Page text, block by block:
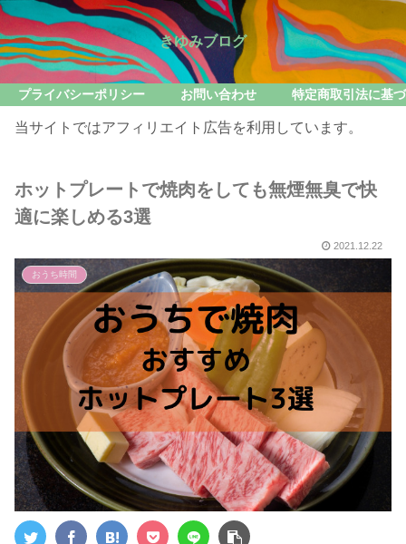
きゆみブログ
プライバシーポリシー お問い合わせ 特定商取引法に基
当サイトではアフィリエイト広告を利用しています。
ホットプレートで焼肉をしても無煙無臭で快
適に楽しめる3選
2021.12.22
おうち時間